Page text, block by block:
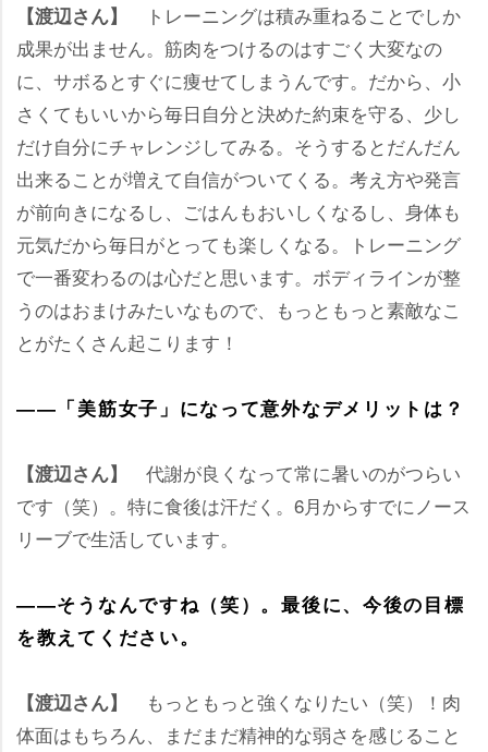
【渡辺さん】
トレーニングは積み重ねることでしか
成果が出ません。筋肉をつけるのはすごく大変なの
に、サボるとすぐに痩せてしまうんです。だから、小
さくてもいいから毎日自分と決めた約束を守る、少し
だけ自分にチャレンジしてみる。そうするとだんだん
出来ることが増えて自信がついてくる。考え方や発言
が前向きになるし、ごはんもおいしくなるし、身体も
元気だから毎日がとっても楽しくなる。トレーニング
で一番変わるのは心だと思います。ボディラインが整
うのはおまけみたいなもので、もっともっと素敵なこ
とがたくさん起こります！
――「美筋女子」になって意外なデメリットは？
【渡辺さん】
代謝が良くなって常に暑いのがつらい
です（笑）。特に食後は汗だく。6月からすでにノース
リーブで生活しています。
――そうなんですね（笑）。最後に、今後の目標
を教えてください。
【渡辺さん】
もっともっと強くなりたい（笑）！肉
体面はもちろん、まだまだ精神的な弱さを感じること